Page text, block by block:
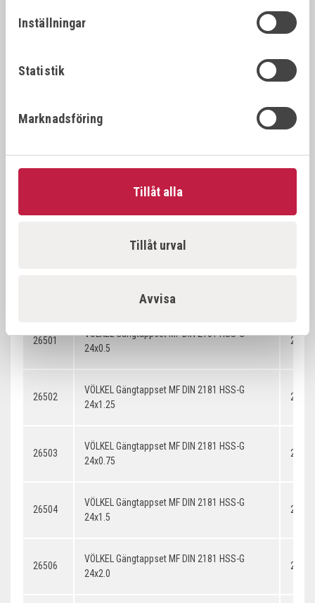
Inställningar
Statistik
Marknadsföring
Tillåt alla
Tillåt urval
Avvisa
26396
22x2.0
26397
26501
VÖLKEL Gängtappset MF DIN 2181 HSS-G
24x0.5
26502
VÖLKEL Gängtappset MF DIN 2181 HSS-G
24x1.25
26503
VÖLKEL Gängtappset MF DIN 2181 HSS-G
24x0.75
26504
VÖLKEL Gängtappset MF DIN 2181 HSS-G
24x1.5
26506
VÖLKEL Gängtappset MF DIN 2181 HSS-G
24x2.0